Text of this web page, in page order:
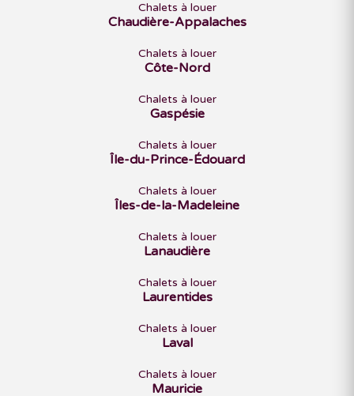
Chalets à louer
Chaudière-Appalaches
Chalets à louer
Côte-Nord
Chalets à louer
Gaspésie
Chalets à louer
Île-du-Prince-Édouard
Chalets à louer
Îles-de-la-Madeleine
Chalets à louer
Lanaudière
Chalets à louer
Laurentides
Chalets à louer
Laval
Chalets à louer
Mauricie